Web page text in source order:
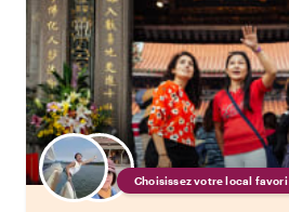
Choisissez votre local favori